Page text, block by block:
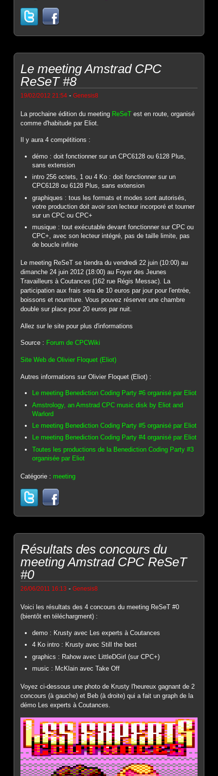
Le meeting Amstrad CPC
ReSeT #8
19/02/2012 21:54 -Genesis8
La prochaine édition du meeting ReSeT est en route, organisé
comme d'habitude par Eliot.
Il y aura 4 compétitions :
démo : doit fonctionner sur un CPC6128 ou 6128 Plus,
sans extension
intro 256 octets, 1 ou 4 Ko : doit fonctionner sur un
CPC6128 ou 6128 Plus, sans extension
graphiques : tous les formats et modes sont autorisés,
votre production doit avoir son lecteur incorporé et tourner
sur un CPC ou CPC+
musique : tout exécutable devant fonctionner sur CPC ou
CPC+, avec son lecteur intégré, pas de taille limite, pas
de boucle infinie
Le meeting ReSeT se tiendra du vendredi 22 juin (10:00) au
dimanche 24 juin 2012 (18:00) au Foyer des Jeunes
Travailleurs à Coutances (162 rue Régis Messac). La
participation aux frais sera de 10 euros par jour pour l'entrée,
boissons et nourriture. Vous pouvez réserver une chambre
double sur place pour 20 euros par nuit.
Allez sur le site pour plus d'informations
Source : Forum de CPCWiki
Site Web de Olivier Floquet (Eliot)
Autres informations sur Olivier Floquet (Eliot) :
Le meeting Benediction Coding Party #6 organisé par Eliot
Amstrology, an Amstrad CPC music disk by Eliot and
Warlord
Le meeting Benediction Coding Party #5 organisé par Eliot
Le meeting Benediction Coding Party #4 organisé par Eliot
Toutes les productions de la Benediction Coding Party #3
organisée par Eliot
Catégorie : meeting
Résultats des concours du
meeting Amstrad CPC ReSeT
#0
26/06/2011 16:13 -Genesis8
Voici les résultats des 4 concours du meeting ReSeT #0
(bientôt en téléchargment) :
demo : Krusty avec Les experts à Coutances
4 Ko intro : Krusty avec Still the best
graphics : Rahow avec LittleDGirl (sur CPC+)
music : McKlain avec Take Off
Voyez ci-dessous une photo de Krusty l'heureux gagnant de 2
concours (à gauche) et Beb (à droite) qui a fait un graph de la
démo Les experts à Coutances.